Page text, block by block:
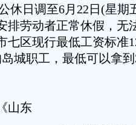
休日调至6月22日(星期
排劳动者正常休假，无
七区现行最低工资标准
城职工，最低可以拿
山东